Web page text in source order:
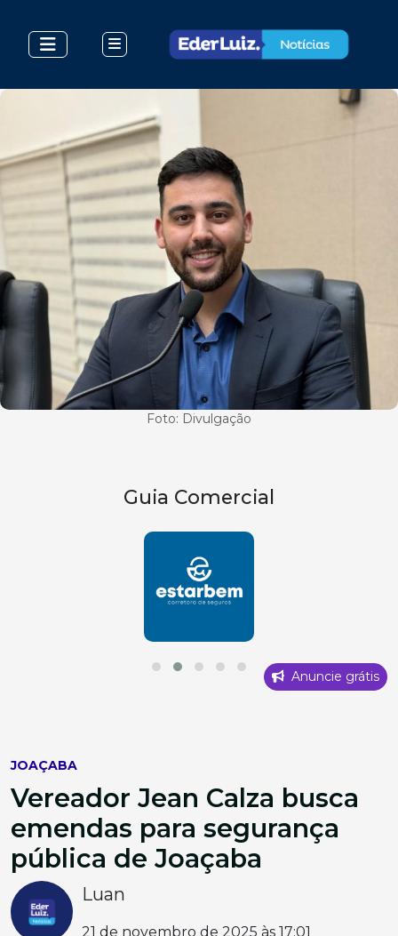
Foto: Divulgação
Guia Comercial
Anuncie grátis
JOAÇABA
Vereador Jean Calza busca
emendas para segurança
pública de Joaçaba
Luan
21 de novembro de 2025 às 17:01